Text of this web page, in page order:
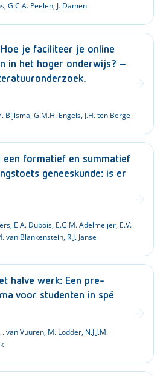
,G.C.A. Peelen, J. Damen
je faciliteer je online
in het hoger onderwijs? –
Bijlsma,G.M.H. Engels, J.H. ten Berge
een formatief en summatief
geneeskunde: is er
, E.A. Dubois, E.G.M. Adelmeijer, E.V.
van Blankenstein, R.J. Janse
halve werk: Een pre-
voor studenten in spé
. van Vuuren, M. Lodder, N.J.J.M.